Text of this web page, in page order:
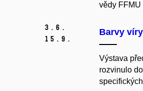
vědy FFMU
3. 6.
15. 9.
Barvy
Výstava
rozvinulo